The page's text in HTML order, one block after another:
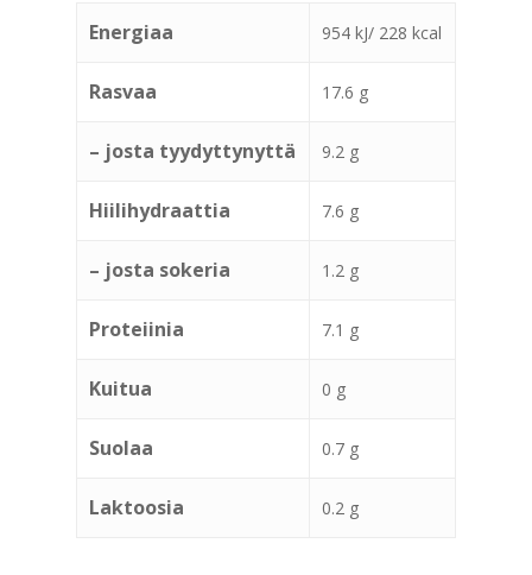
Energiaa
954 kJ/ 228 kcal
Rasvaa 17.6 g
– josta tyydyttynyttä 9.2 g
Hiilihydraattia 7.6 g
– josta sokeria 1.2 g
Proteiinia 7.1 g
Kuitua 0 g
Suolaa 0.7 g
Laktoosia 0.2 g